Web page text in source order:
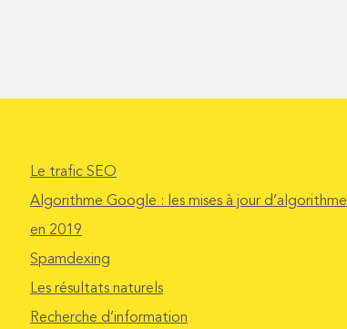
Le trafic SEO
Algorithme Google : les mises à jour d’algorithme
en 2019
Spamdexing
Les résultats naturels
Recherche d’information